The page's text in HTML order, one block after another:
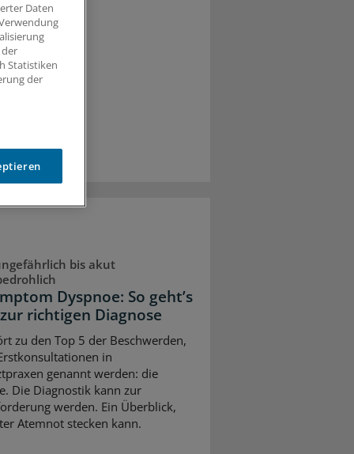
bis akut
Dyspnoe: So geht’s
richtigen Diagnose
zu den Top 5 der Beschwerden,
in
genannt werden: die
Die Diagnostik kann zur
werden. Ein Überblick,
Atemnot stecken kann.
Daten
Statistiken
der